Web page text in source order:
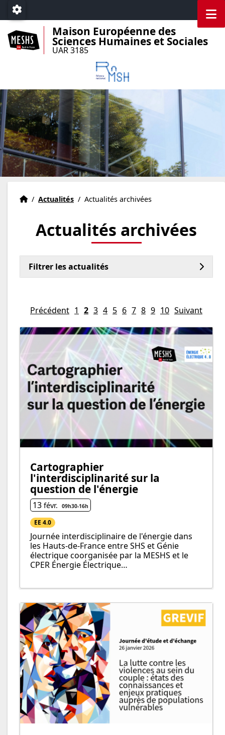
Accéder au menu principal
Accéder au contenu
Paramétrage
Maison Européenne des
Sciences Humaines et Sociales
UAR 3185
Accueil
Accueil
/ Actualités / Actualités archivées
Actualités archivées
Filtrer les actualités
Précédent 1 2 3 4 5 6 7 8 9 10 Suivant
Cartographier
l'interdisciplinarité sur la
question de l'énergie
13 févr. 09h30-16h
EE 4.0
Journée interdisciplinaire de l'énergie dans
les Hauts-de-France entre SHS et Génie
électrique coorganisée par la MESHS et le
CPER Énergie Électrique…